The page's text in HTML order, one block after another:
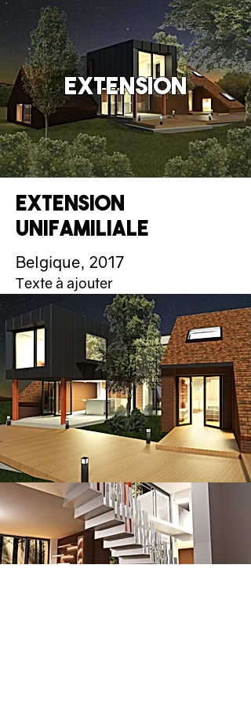
extension
Extension
unifamiliale
Belgique, 2017
Texte à ajouter